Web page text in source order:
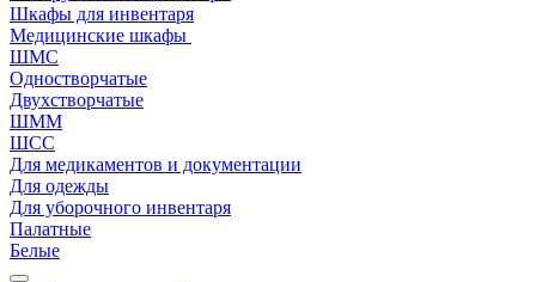
Шкафы для инвентаря
Медицинские шкафы
ШМС
Одностворчатые
Двухстворчатые
ШММ
ШСС
Для медикаментов и документации
Для одежды
Для уборочного инвентаря
Палатные
Белые